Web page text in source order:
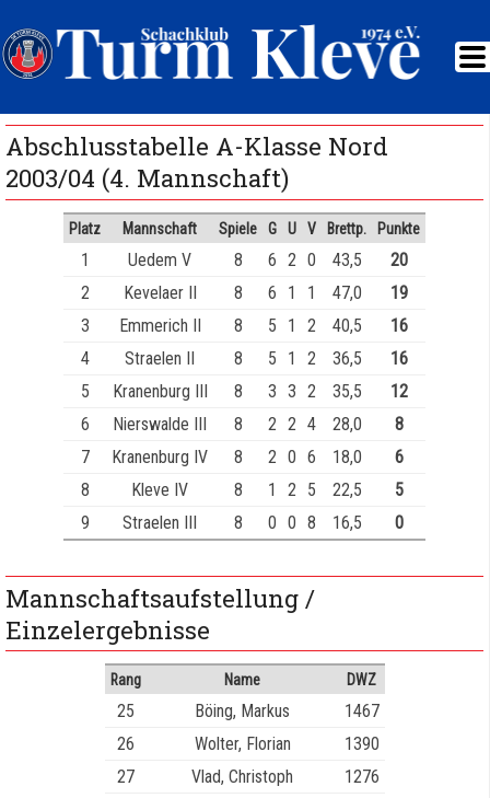
Abschlusstabelle A-Klasse Nord
2003/04 (4. Mannschaft)
Platz Mannschaft Spiele G U V Brettp. Punkte
1 Uedem V 8 6 2 0 43,5
20
2
Kevelaer II 8 6 1 1 47,0
19
3
Emmerich II 8 5 1 2 40,5
16
4
Straelen II 8 5 1 2 36,5
16
5
Kranenburg III 8 3 3 2 35,5
12
6
Nierswalde III 8 2 2 4 28,0
8
7
Kranenburg IV 8 2 0 6 18,0
6
8
Kleve IV 8 1 2 5 22,5
5
9
Straelen III 8 0 0 8 16,5 0
Mannschaftsaufstellung /
Einzelergebnisse
Rang Name DWZ
25 Böing, Markus
1467
26
Wolter, Florian
1390
27
Vlad, Christoph
1276